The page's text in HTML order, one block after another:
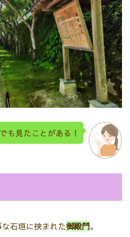
も見たことがある！
石垣に挟まれた御殿門。